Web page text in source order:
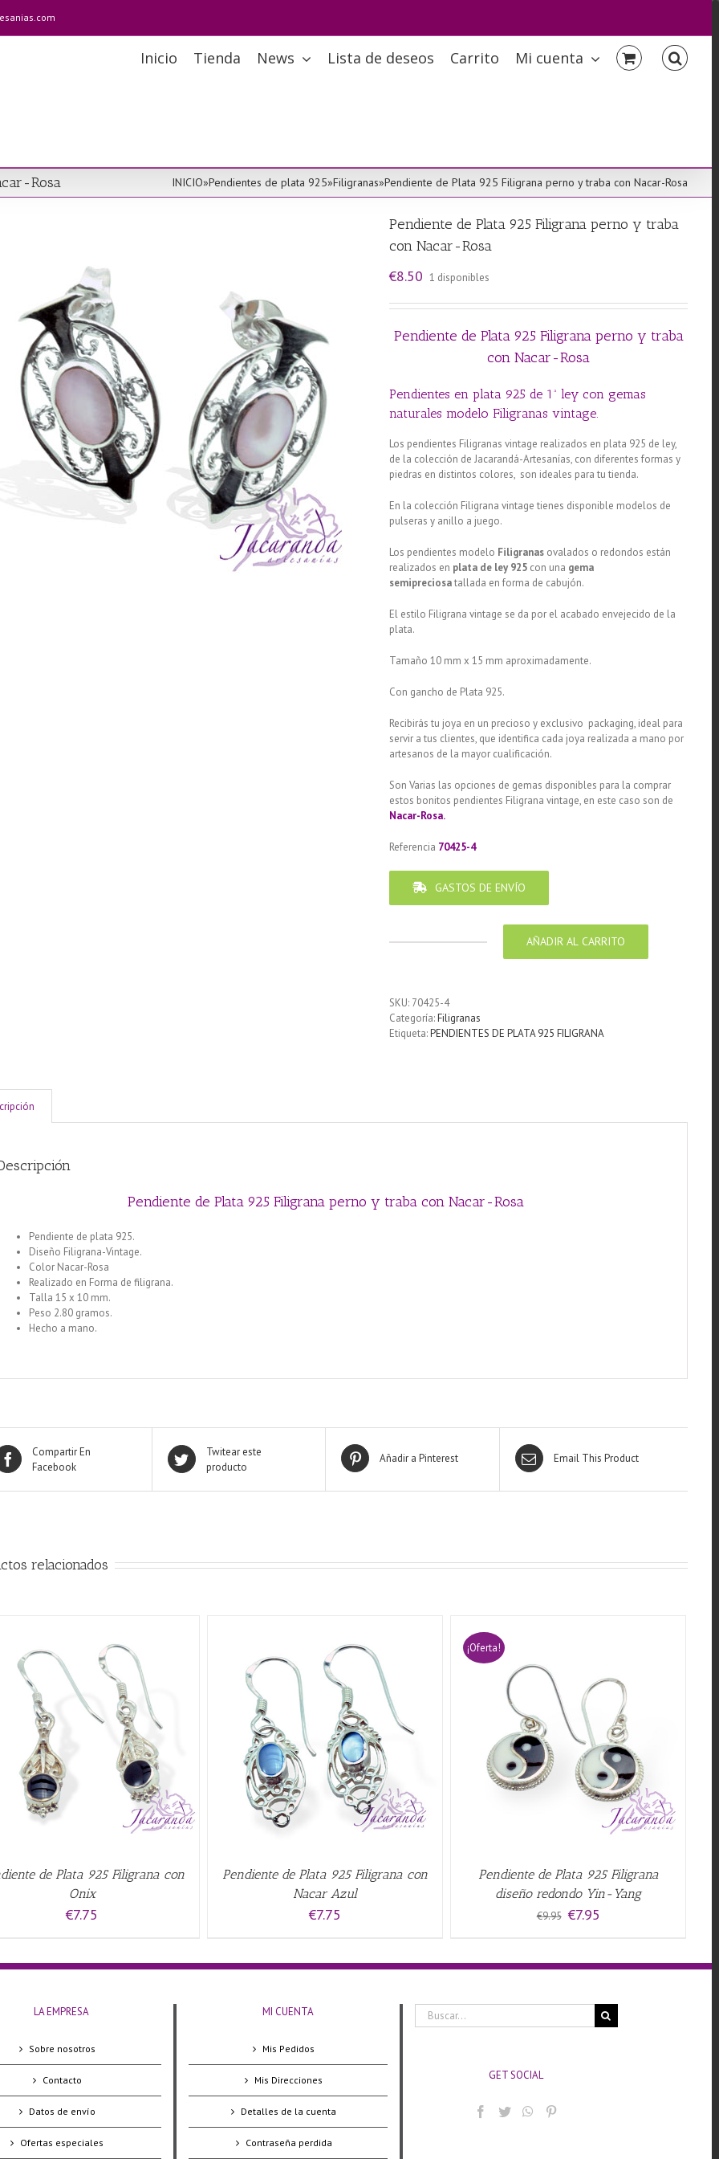
Inicio Tienda News Lista de deseos Carrito Mi cuenta
Rosa INICIO»Pendientes de plata 925»Filigranas»Pendiente de Plata 925 Filigrana perno y traba con Nacar-Rosa
Pendiente de Plata 925 Filigrana perno y traba
con Nacar-Rosa
€8.50 1 disponibles
Pendiente de Plata 925 Filigrana perno y traba
con Nacar-Rosa
Pendientes en plata 925 de 1ª ley con gemas
naturales modelo Filigranas vintage.
Los pendientes Filigranas vintage realizados en plata 925 de ley,
de la colección de Jacarandá-Artesanías, con diferentes formas y
piedras en distintos colores, son ideales para tu tienda.
En la colección Filigrana vintage tienes disponible modelos de
pulseras y anillo a juego.
Los pendientes modelo Filigranas ovalados o redondos están
realizados en plata de ley 925 con una gema
semipreciosatallada en forma de cabujón.
El estilo Filigrana vintage se da por el acabado envejecido de la
plata.
Tamaño 10 mm x 15 mm aproximadamente.
Con gancho de Plata 925.
Recibirás tu joya en un precioso y exclusivo packaging, ideal para
servir a tus clientes, que identifica cada joya realizada a mano por
artesanos de la mayor cualificación.
Son Varias las opciones de gemas disponibles para la comprar
estos bonitos pendientes Filigrana vintage, en este caso son de
Nacar-Rosa.
Referencia 70425-4
GASTOS DE ENVÍO
Filigrana
perno
y
AÑADIR AL CARRITO
SKU: 70425-4
Categoría:Filigranas
Etiqueta:PENDIENTES DE PLATA 925 FILIGRANA
Pendiente de Plata 925 Filigrana perno y traba con Nacar-Rosa
Pendiente de plata 925.
Diseño Filigrana-Vintage.
Color Nacar-Rosa
Realizado en Forma de filigrana.
Talla 15 x 10 mm.
Peso 2.80 gramos.
Hecho a mano.
Compartir En
Facebook
Twitear este
producto
Añadir a Pinterest Email This Product
relacionados
de Plata 925 Filigrana con
Onix
€7.75
AÑADIR AL CARRITO QUICK VIEW
Pendiente de Plata 925 Filigrana con
Nacar Azul
€7.75
¡Oferta!
AÑADIR AL CARRITO / QUICK VIEW
Pendiente de Plata 925 Filigrana
diseño redondo Yin-Yang
€9.95 El
€9.95.
€7.95
€7.95.
LA EMPRESA
Sobre nosotros
Contacto
Datos de envío
Ofertas especiales
MI CUENTA
Mis Pedidos
Mis Direcciones
Detalles de la cuenta
Contraseña perdida
Buscar:
GET SOCIAL